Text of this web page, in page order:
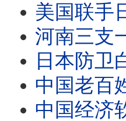
美国联手日本干
河南三支一扶
日本防卫白
中国老百姓收
中国经济软肋正改